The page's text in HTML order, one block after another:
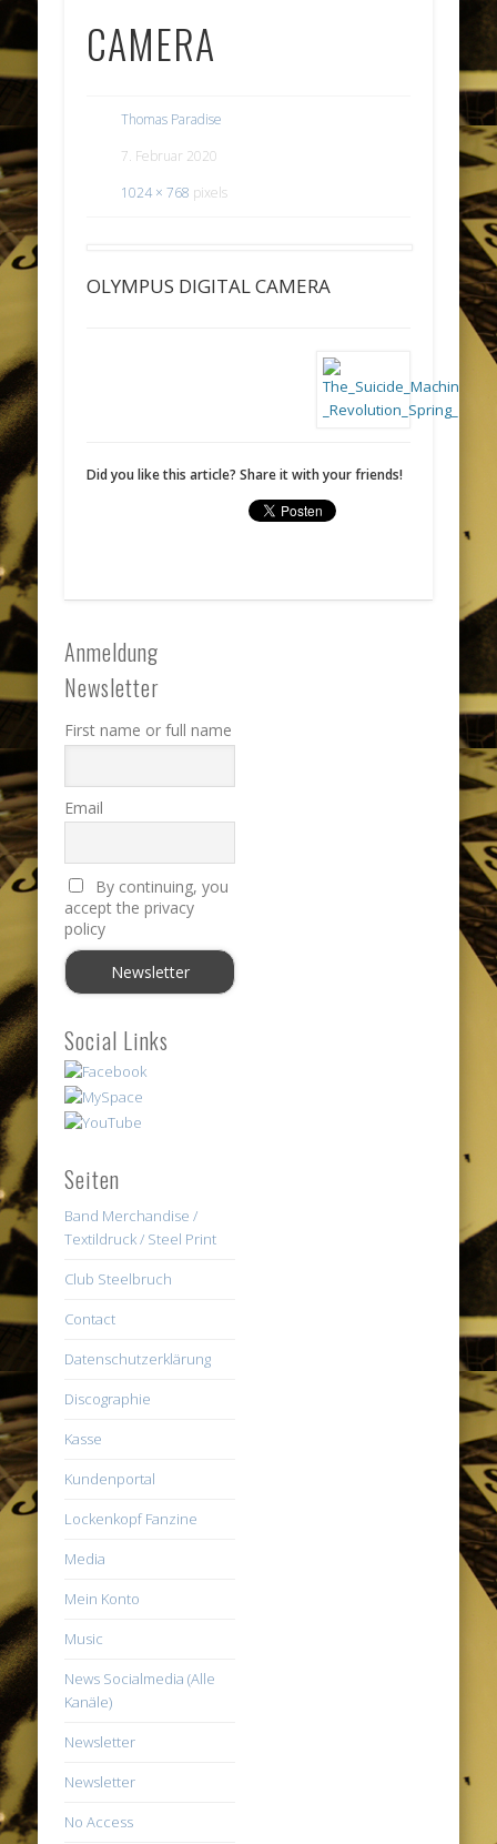
CAMERA
Thomas Paradise
7. Februar 2020
1024 × 768 pixels
OLYMPUS DIGITAL CAMERA
Did you like this article? Share it with your friends!
Anmeldung
Newsletter
First name or full name
Email
By continuing, you
accept the privacy
policy
Social Links
Seiten
Band Merchandise /
Textildruck / Steel Print
Club Steelbruch
Contact
Datenschutzerklärung
Discographie
Kasse
Kundenportal
Lockenkopf Fanzine
Media
Mein Konto
Music
News Socialmedia (Alle
Kanäle)
Newsletter
Newsletter
No Access